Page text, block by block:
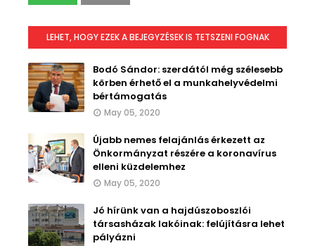
LEHET, HOGY EZEK A BEJEGYZÉSEK IS TETSZENI FOGNAK
Bodó Sándor: szerdától még szélesebb
körben érhető el a munkahelyvédelmi
bértámogatás
May 05, 2020
Újabb nemes felajánlás érkezett az
Önkormányzat részére a koronavírus
elleni küzdelemhez
May 05, 2020
Jó hírünk van a hajdúszoboszlói
társasházak lakóinak: felújításra lehet
pályázni